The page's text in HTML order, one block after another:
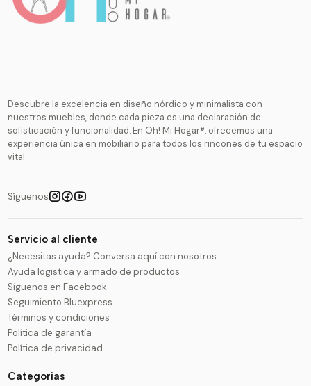
Descubre la excelencia en diseño nórdico y minimalista con
nuestros muebles, donde cada pieza es una declaración de
sofisticación y funcionalidad. En Oh! Mi Hogar®, ofrecemos una
experiencia única en mobiliario para todos los rincones de tu espacio
vital.
Síguenos
Servicio al cliente
¿Necesitas ayuda? Conversa aquí con nosotros
Ayuda logistica y armado de productos
Síguenos en Facebook
Seguimiento Bluexpress
Términos y condiciones
Política de garantía
Política de privacidad
Categorias